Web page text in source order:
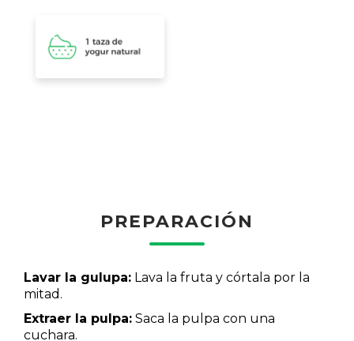
PREPARACIÓN
Lavar la gulupa: Lava la fruta y córtala por la
mitad.
Extraer la pulpa: Saca la pulpa con una
cuchara.